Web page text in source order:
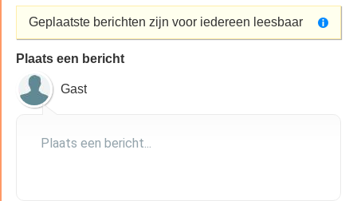
Geplaatste berichten zijn voor iedereen leesbaar
Plaats een bericht
Gast